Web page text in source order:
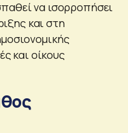
να ισορροπήσει
και στη
και οίκους